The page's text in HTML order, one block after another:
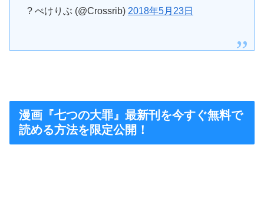
? ぺけりぶ (@Crossrib) 2018年5月23日
漫画『七つの大罪』最新刊を今すぐ無料で
読める方法を限定公開！